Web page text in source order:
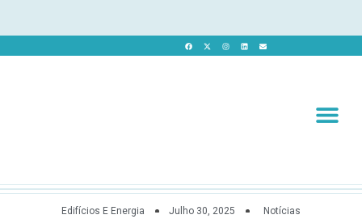
Edifícios E Energia Julho 30, 2025 Notícias